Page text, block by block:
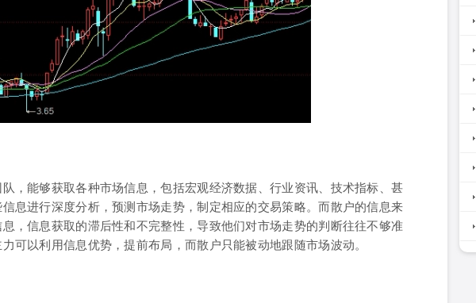
，能够获取各种市场信息，包括宏观经济数据、行业资讯、技术指标、甚
息进行深度分析，预测市场走势，制定相应的交易策略。而散户的信息来
，信息获取的滞后性和不完整性，导致他们对市场走势的判断往往不够准
可以利用信息优势，提前布局，而散户只能被动地跟随市场波动。